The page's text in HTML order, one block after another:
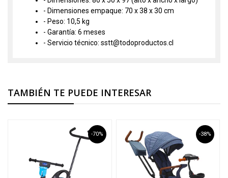
- Dimensiones empaque: 70 x 38 x 30 cm
- Peso: 10,5 kg
- Garantía: 6 meses
- Servicio técnico: sstt@todoproductos.cl
TAMBIÉN TE PUEDE INTERESAR
-70% -38%